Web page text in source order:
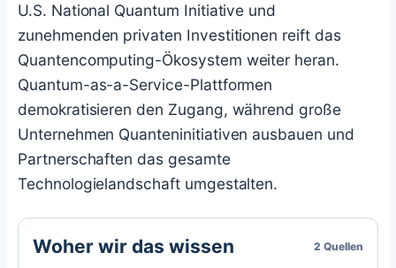
U.S. National Quantum Initiative und
zunehmenden privaten Investitionen reift das
Quantencomputing-Ökosystem weiter heran.
Quantum-as-a-Service-Plattformen
demokratisieren den Zugang, während große
Unternehmen Quanteninitiativen ausbauen und
Partnerschaften das gesamte
Technologielandschaft umgestalten.
Woher wir das wissen 2 Quellen